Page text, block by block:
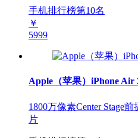
手机排行榜第10名
￥
5999
Apple（苹果）iPhone Air
1800万像素Center Stage
片